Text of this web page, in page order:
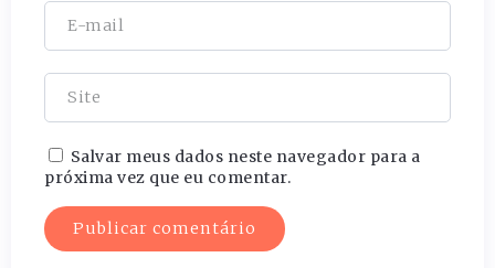
Salvar meus dados neste navegador para a
próxima vez que eu comentar.